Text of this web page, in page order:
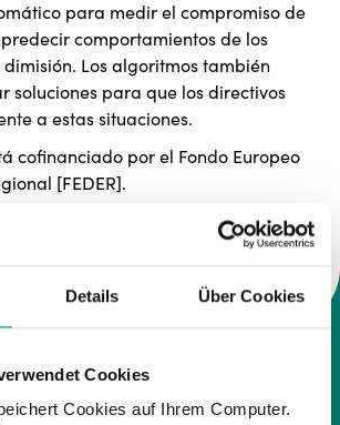
Details Über Cookies
Cookies
Cookies auf Ihrem Computer.
para medir el compromiso de
comportamientos de los
dimisión. Los algoritmos también
soluciones para que los directivos
a estas situaciones.
cofinanciado por el Fondo Europeo
[FEDER].